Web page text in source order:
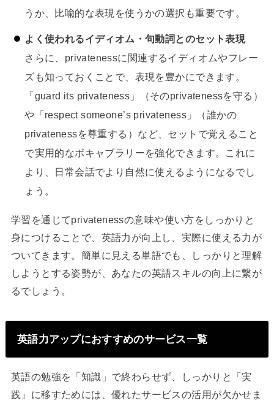
うか、比喩的な表現を使うかの選択も重要です。
よく使われるイディオム・句動詞とのセット表現
さらに、privatenessに関連するイディオムやフレー
ズも知っておくことで、表現を豊かにできます。
「guard its privateness」（そのprivatenessを守る）
や「respect someone’s privateness」（誰かの
privatenessを尊重する）など、セットで覚えること
で実用的なボキャブラリーを強化できます。これに
より、日常会話でより自然に使えるようになるでし
ょう。
学習を通じてprivatenessの意味や使い方をしっかりと
身につけることで、英語力が向上し、実際に使える力が
ついてきます。簡単に見える単語でも、しっかりと理解
しようとする姿勢が、あなたの英語スキルの向上に繋が
るでしょう。
英語力アップにおすすめのサービス一覧
英語の勉強を「知識」で終わらせず、しっかりと「実
践」に移すためには、優れたサービスの活用が欠かせま